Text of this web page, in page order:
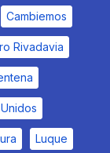
Cambiemos
Rivadavia
Luque